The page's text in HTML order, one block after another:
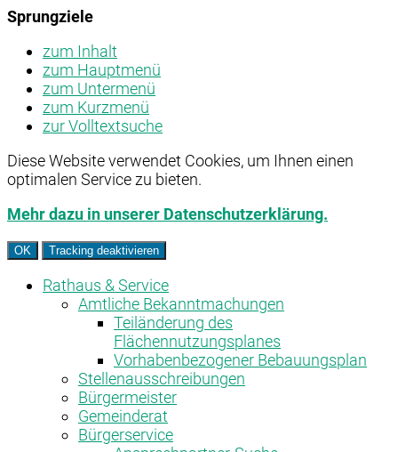
Sprungziele
zum Inhalt
zum Hauptmenü
zum Untermenü
zum Kurzmenü
zur Volltextsuche
Diese Website verwendet Cookies, um Ihnen einen
optimalen Service zu bieten.
Mehr dazu in unserer Datenschutzerklärung.
OK Tracking deaktivieren
Rathaus & Service
Amtliche Bekanntmachungen
Teiländerung des
Flächennutzungsplanes
Vorhabenbezogener Bebauungsplan
Stellenausschreibungen
Bürgermeister
Gemeinderat
Bürgerservice